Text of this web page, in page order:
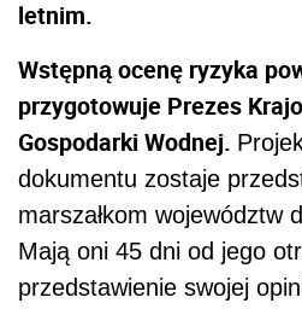
letnim.
Wstępną ocenę ryzyka
przygotowuje Prezes
Gospodarki Wodnej.
dokumentu zostaje
marszałkom województw
Mają oni 45 dni od jego
przedstawienie swojej